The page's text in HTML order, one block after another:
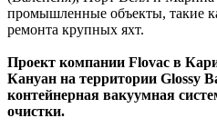
промышленные объекты, такие
ремонта крупных яхт.
Проект компании Flovac в
Кануан на территории Glossy
контейнерная вакуумная
очистки.